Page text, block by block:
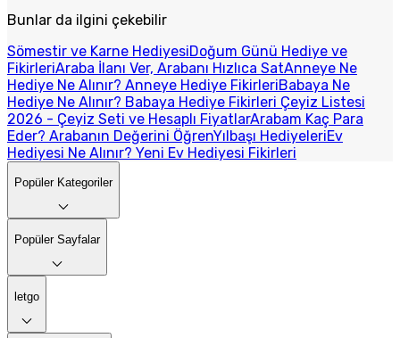
Bunlar da ilgini çekebilir
Sömestir ve Karne HediyesiDoğum Günü Hediye ve
FikirleriAraba İlanı Ver, Arabanı Hızlıca SatAnneye Ne
Hediye Ne Alınır? Anneye Hediye FikirleriBabaya Ne
Hediye Ne Alınır? Babaya Hediye Fikirleri Çeyiz Listesi
2026 - Çeyiz Seti ve Hesaplı FiyatlarArabam Kaç Para
Eder? Arabanın Değerini ÖğrenYılbaşı HediyeleriEv
Hediyesi Ne Alınır? Yeni Ev Hediyesi Fikirleri
Popüler Kategoriler
Popüler Sayfalar
letgo